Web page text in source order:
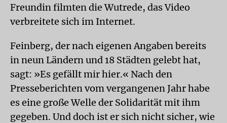
Freundin filmten die Wutrede, das Video
verbreitete sich im Internet.
Feinberg, der nach eigenen Angaben bereits
in neun Ländern und 18 Städten gelebt hat,
sagt: »Es gefällt mir hier.« Nach den
Presseberichten vom vergangenen Jahr habe
es eine große Welle der Solidarität mit ihm
gegeben. Und doch ist er sich nicht sicher, wie